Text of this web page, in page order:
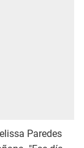
Paredes